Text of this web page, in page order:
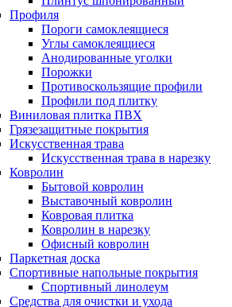
Профиля
Пороги самоклеящиеся
Углы самоклеящиеся
Анодированные уголки
Порожки
Противоскользящие профили
Профили под плитку
Виниловая плитка ПВХ
Грязезащитные покрытия
Искусственная трава
Искусственная трава в нарезку
Ковролин
Бытовой ковролин
Выставочный ковролин
Ковровая плитка
Ковролин в нарезку
Офисный ковролин
Паркетная доска
Спортивные напольные покрытия
Спортивный линолеум
Средства для очистки и ухода